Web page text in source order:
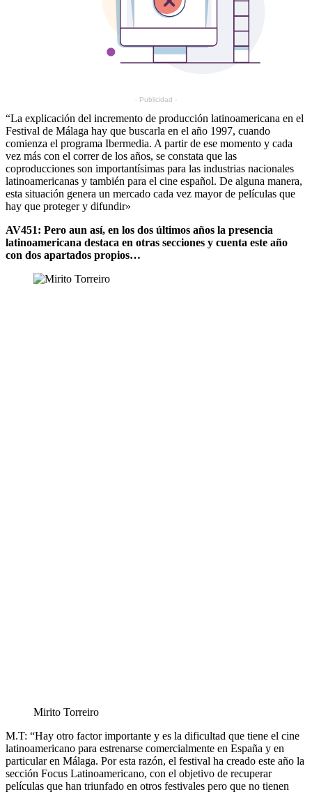
- Publicidad -
“La explicación del incremento de producción latinoamericana en el
Festival de Málaga hay que buscarla en el año 1997, cuando
comienza el programa Ibermedia. A partir de ese momento y cada
vez más con el correr de los años, se constata que las
coproducciones son importantísimas para las industrias nacionales
latinoamericanas y también para el cine español. De alguna manera,
esta situación genera un mercado cada vez mayor de películas que
hay que proteger y difundir»
AV451: Pero aun así, en los dos últimos años la presencia
latinoamericana destaca en otras secciones y cuenta este año
con dos apartados propios…
Mirito Torreiro
M.T: “Hay otro factor importante y es la dificultad que tiene el cine
latinoamericano para estrenarse comercialmente en España y en
particular en Málaga. Por esta razón, el festival ha creado este año la
sección Focus Latinoamericano, con el objetivo de recuperar
películas que han triunfado en otros festivales pero que no tienen